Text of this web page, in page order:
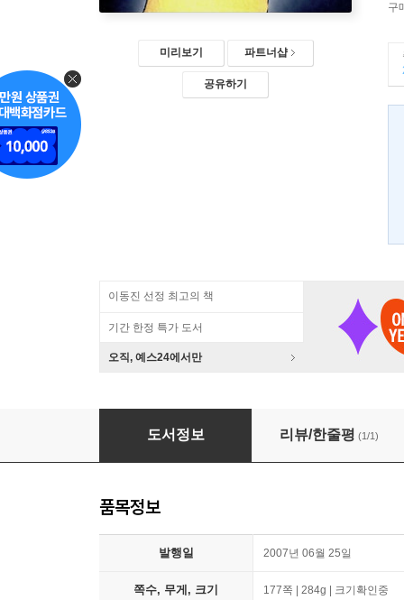
미리보기 파트너샵
공유하기
구
이동진 선정 최고의 책
기간 한정 특가 도서
오직, 예스24에서만
도서정보 리뷰/한줄평 (1/1)
품목정보
발행일 2007년 06월 25일
쪽수, 무게, 크기 177쪽 | 284g | 크기확인중